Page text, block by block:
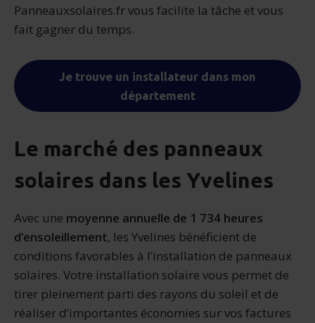
Panneauxsolaires.fr vous facilite la tâche et vous
fait gagner du temps.
Je trouve un installateur dans mon
département
Le marché des panneaux
solaires dans les Yvelines
Avec une moyenne annuelle de 1 734 heures
d’ensoleillement, les Yvelines bénéficient de
conditions favorables à l’installation de panneaux
solaires. Votre installation solaire vous permet de
tirer pleinement parti des rayons du soleil et de
réaliser d’importantes économies sur vos factures